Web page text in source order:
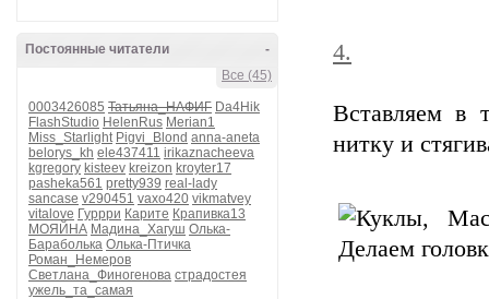
-
Постоянные читатели
Все (45)
0003426085 Татьяна_НАФИГ Da4Hik
FlashStudio HelenRus Merian1
Miss_Starlight Pigvi_Blond anna-aneta
belorys_kh ele437411 irikaznacheeva
kgregory kisteev kreizon kroyter17
pasheka561 pretty939 real-lady
sancase v290451 vaxo420 vikmatvey
vitalove Гуррри Карите Крапивка13
МОЯЙНА Мадина_Хагуш Олька-
Бараболька Олька-Птичка
Роман_Немеров
Светлана_Финогенова страдостея
ужель_та_самая
4.
Вставляем в
нитку и